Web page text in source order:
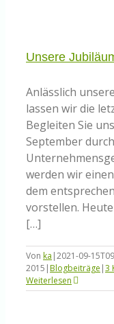
Unsere
Anlässlich
lassen wir die
Begleiten Sie
September
werden wir
dem
vorstellen.
[…]
Von ka |2021-09-
2015 |Blogbeiträge |3
Weiterlesen